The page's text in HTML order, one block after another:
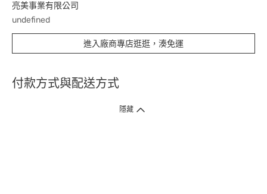
亮美事業有限公司
undefined
進入廠商專店逛逛，湊免運
付款方式與配送方式
隱藏